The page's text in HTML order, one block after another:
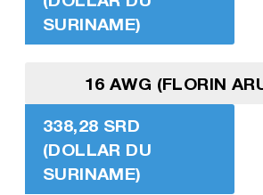
SURINAME)
16 AWG (FLORIN
338,28 SRD
(DOLLAR DU
SURINAME)